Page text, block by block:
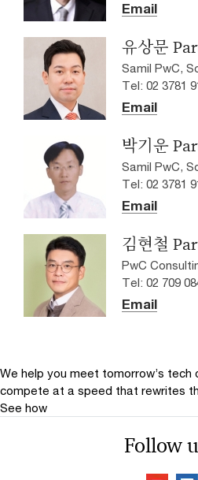
Email
유상문
Samil PwC,
Tel: 02 3781
Email
박기운
Samil PwC,
Tel: 02 3781
Email
김현철
PwC
Tel: 02 709
Email
We help you meet tomorrow’s tech
compete at a speed that rewrites
See how
Follow